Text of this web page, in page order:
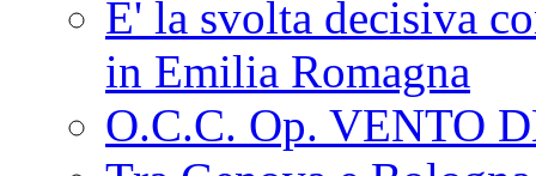
E' la svolta decisiva
in Emilia Romagna
O.C.C. Op. VENTO